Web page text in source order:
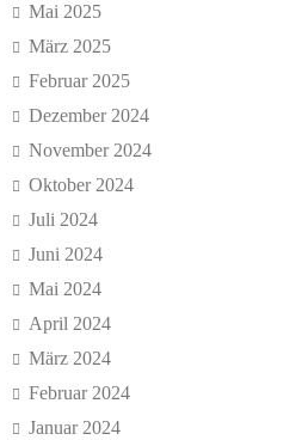
Mai 2025
März 2025
Februar 2025
Dezember 2024
November 2024
Oktober 2024
Juli 2024
Juni 2024
Mai 2024
April 2024
März 2024
Februar 2024
Januar 2024